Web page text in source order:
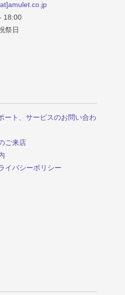
18:00
祭日
ート、サービスのお問い合わ
ご来店
イバシーポリシー